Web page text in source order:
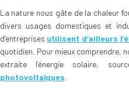
La nature nous gâte de la chaleur
divers usages domestiques et
d’entreprises utilisent d’ailleurs
quotidien. Pour mieux comprendre,
extraite l’énergie solaire,
photovoltaïques